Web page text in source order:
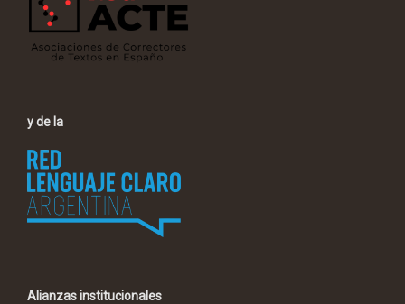
y de la
Alianzas institucionales